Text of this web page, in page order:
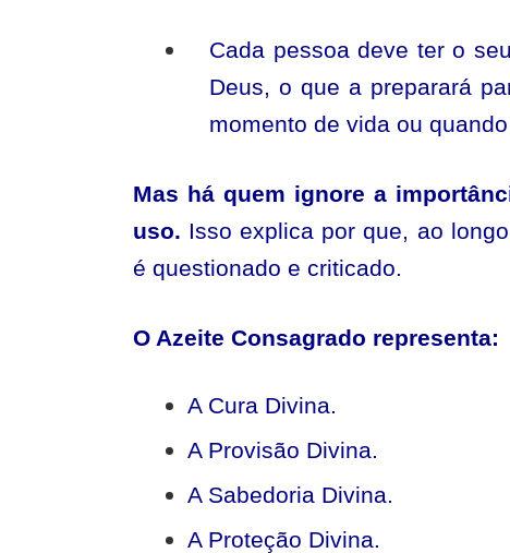
Cada pessoa deve ter o
Deus, o que a preparará
momento de vida ou
Mas há quem ignore a
uso. Isso explica por que, ao
é questionado e criticado.
O Azeite Consagrado representa:
A Cura Divina.
A Provisão Divina.
A Sabedoria Divina.
A Proteção Divina.